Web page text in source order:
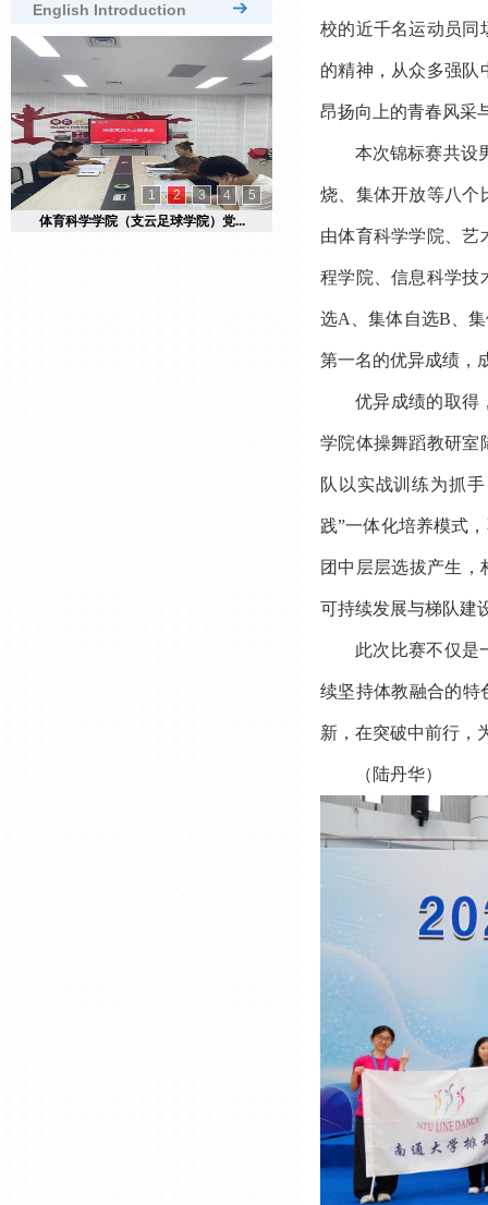
English Introduction
1 2 3 4
5
传承苏南小延安薪火 践行体育人...
校的近千名运动员同
的精神，从众多强队
昂扬向上的青春风采
本次锦标赛共设
烧、集体开放等八个
由体育科学学院、艺
程学院、信息科学技
选A、集体自选B、
第一名的优异成绩，
优异成绩的取得
学院体操舞蹈教研室
队以实战训练为抓
践”一体化培养模式
团中层层选拔产生
可持续发展与梯队建
此次比赛不仅是
续坚持体教融合的特
新，在突破中前行，
（陆丹华）